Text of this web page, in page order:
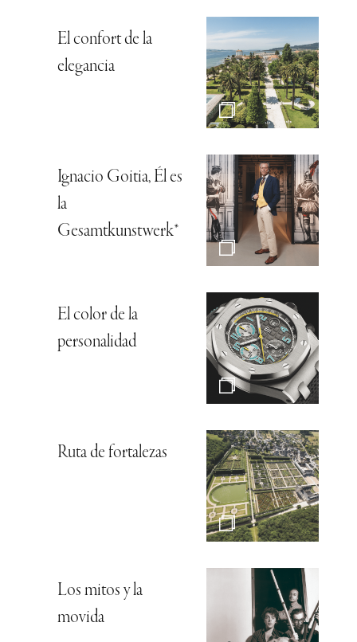
El confort de la
elegancia
Ignacio Goitia, Él es
la
Gesamtkunstwerk*
El color de la
personalidad
Ruta de fortalezas
Los mitos y la
movida